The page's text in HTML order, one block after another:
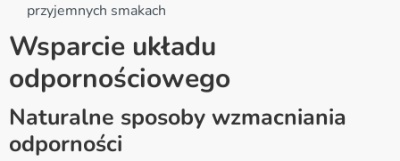
przyjemnych smakach
Wsparcie układu
odpornościowego
Naturalne sposoby wzmacniania
odporności